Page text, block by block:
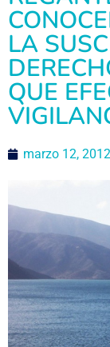
LA
QUE
marzo 12, 2012